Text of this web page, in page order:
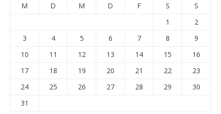
M D M D F S
S
1
2
3
4 5 6 7 8
9
10
11 12 13 14 15
16
17
18 19 20 21 22
23
24
25 26 27 28 29
30
31